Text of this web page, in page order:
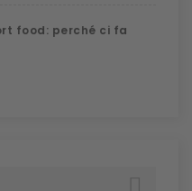
food: perché ci fa